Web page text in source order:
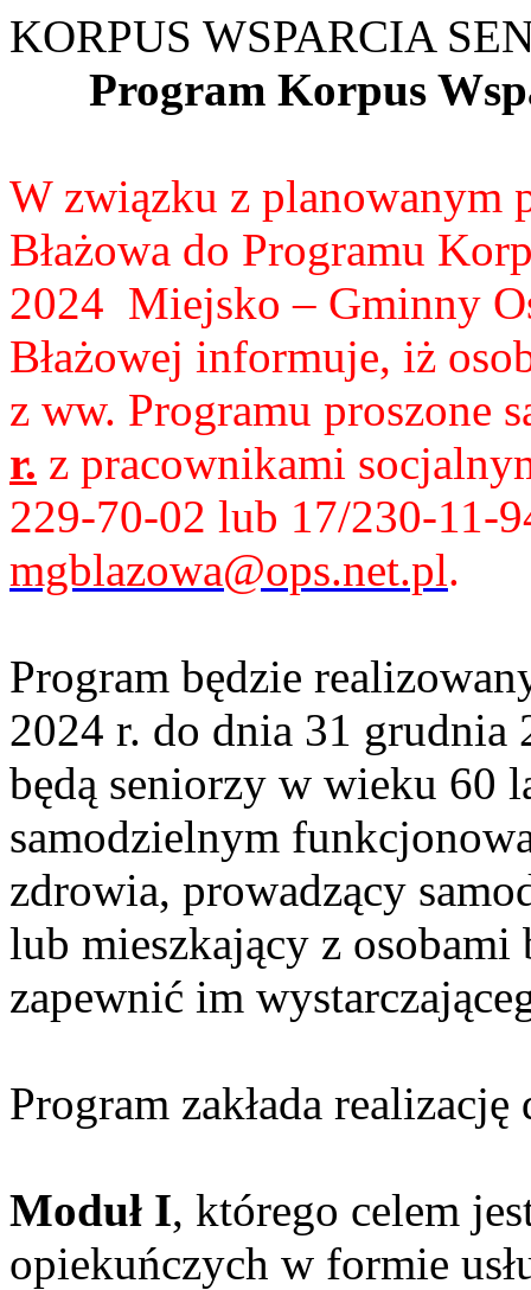
KORPUS WSPARCIA
Program Korpus
W związku z planowanym
Błażowa do Programu
2024 Miejsko – Gminny
Błażowej informuje, iż
z ww. Programu proszone
r. z pracownikami
229-70-02 lub 17/230-11-
mgblazowa@ops.net.pl.
Program będzie
2024 r. do dnia 31
będą seniorzy w wieku 60
samodzielnym
zdrowia, prowadzący
lub mieszkający z
zapewnić im
Program zakłada
Moduł I, którego celem
opiekuńczych w formie